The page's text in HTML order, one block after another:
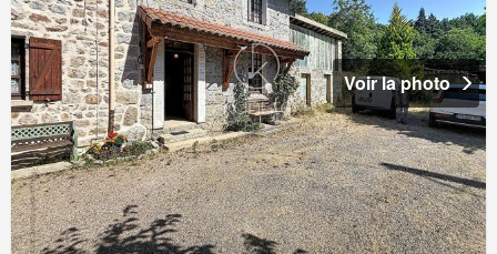
Voir la photo